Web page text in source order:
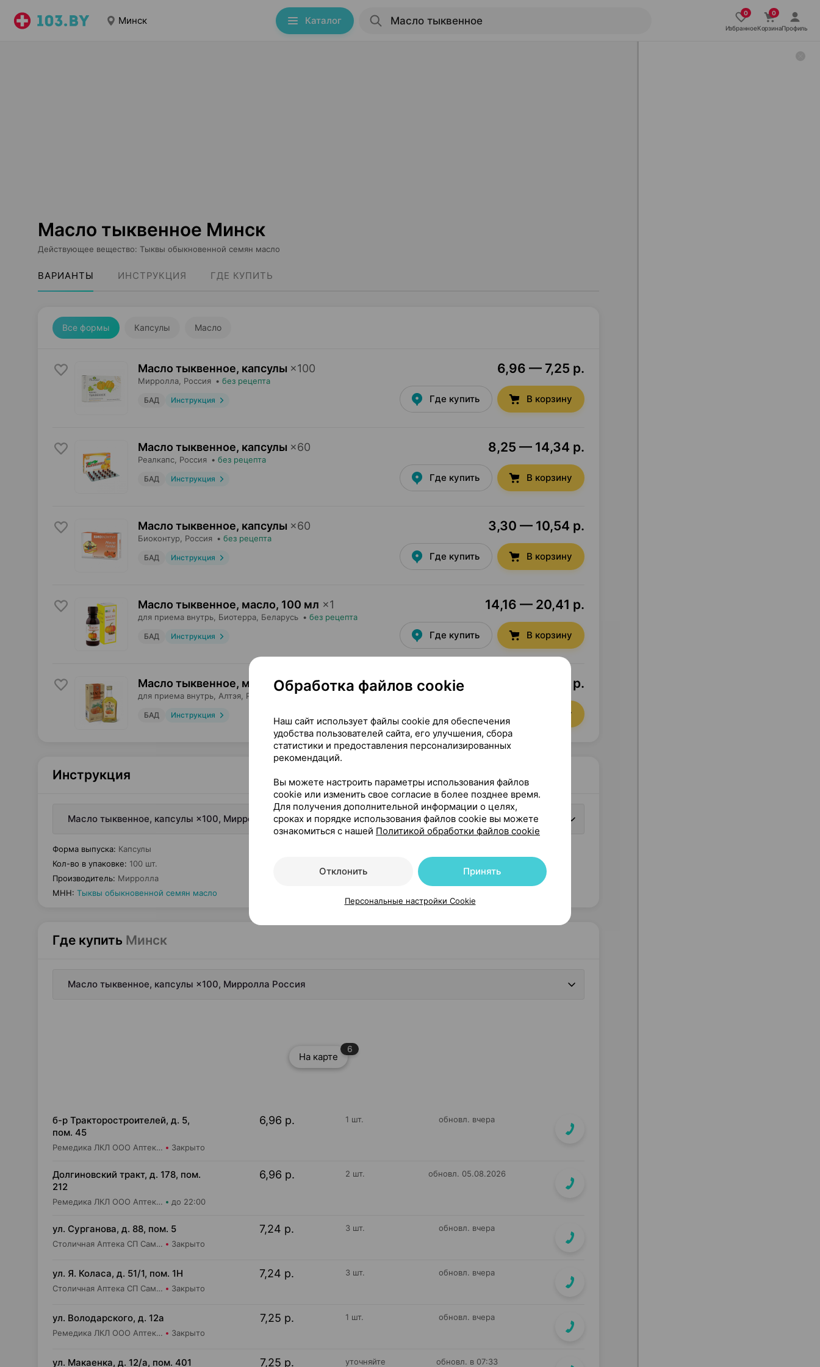
Минск Каталог
ИзбранноеКорзинаПрофиль
Масло тыквенное Минск
Действующее вещество: Тыквы обыкновенной семян масло
ВАРИАНТЫ ИНСТРУКЦИЯ ГДЕ КУПИТЬ
Все формы Капсулы Масло
Масло тыквенное, капсулы ×100
Мирролла , Россия • без рецепта
БАД Инструкция
6,96 — 7,25 р.
Где купить В корзину
Масло тыквенное, капсулы ×60
Реалкапс , Россия • без рецепта
БАД Инструкция
8,25 — 14,34 р.
Где купить В корзину
Масло тыквенное, капсулы ×60
Биоконтур , Россия • без рецепта
БАД Инструкция
3,30 — 10,54 р.
Где купить В корзину
Масло тыквенное, масло, 100 мл ×1
для приема внутрь, Биотерра , Беларусь • без рецепта
БАД Инструкция
14,16 — 20,41 р.
Где купить В корзину
Масло тыквенное, масло,250 мл×1
для приема внутрь, Алтэя , Россия без рецепта
БАД Инструкция
54,36 — 59,66 р.
В корзину
Инструкция
Масло тыквенное, капсулы ×100, Мирролла Россия
Форма выпуска: Капсулы
Кол-во в упаковке: 100 шт.
Производитель: Мирролла
МНН: Тыквы обыкновенной семян масло
Где купить Минск
Масло тыквенное, капсулы ×100, Мирролла Россия
На карте
6
б-р Тракторостроителей, д. 5,
пом. 45
Ремедика ЛКЛ ООО Аптека №14 Закрыто
6,96 р. 1 шт. обновл. вчера
Долгиновский тракт, д. 178, пом.
212
Ремедика ЛКЛ ООО Аптека №19 до 22:00
6,96 р. 2 шт. обновл. 05.08.2026
ул. Сурганова, д. 88, пом. 5
Столичная Аптека СП Самбест ООО Аптека №3 Закрыто
7,24 р. 3 шт. обновл. вчера
ул. Я. Коласа, д. 51/1, пом. 1Н
Столичная Аптека СП Самбест ООО Аптека №1 Закрыто
7,24 р. 3 шт. обновл. вчера
ул. Володарского, д. 12а
Ремедика ЛКЛ ООО Аптека №1 Закрыто
7,25 р. 1 шт. обновл. вчера
ул. Макаенка, д. 12/а, пом. 401 7,25 р. уточняйте обновл. в 07:33
Обработка файлов cookie
Наш сайт использует файлы cookie для обеспечения
удобства пользователей сайта, его улучшения, сбора
статистики и предоставления персонализированных
рекомендаций.
Вы можете настроить параметры использования файлов
cookie или изменить свое согласие в более позднее время.
Для получения дополнительной информации о целях,
сроках и порядке использования файлов cookie вы можете
ознакомиться с нашей Политикой обработки файлов cookie
Отклонить Принять
Персональные настройки Cookie